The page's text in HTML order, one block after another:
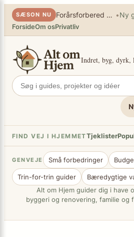
Spring
indhold
SÆSON NU Forårsforbered haven •
ForsideOm osPrivatliv
Indret, byg, dyrk,
FIND VEJ I HJEMMETTjeklister
GENVEJE Små forbedringer
Trin-for-trin guider
Bæredygtige
Alt om Hjem guider dig i have
byggeri og renovering, familie